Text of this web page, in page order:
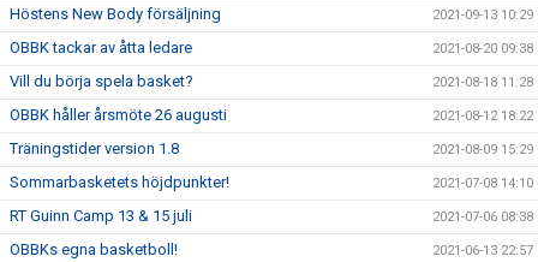
Höstens New Body försäljning 2021-09-13 10:29
OBBK tackar av åtta ledare 2021-08-20 09:38
Vill du börja spela basket? 2021-08-18 11:28
OBBK håller årsmöte 26 augusti 2021-08-12 18:22
Träningstider version 1.8 2021-08-09 15:29
Sommarbasketets höjdpunkter! 2021-07-08 14:10
RT Guinn Camp 13 & 15 juli 2021-07-06 08:38
OBBKs egna basketboll! 2021-06-13 22:57